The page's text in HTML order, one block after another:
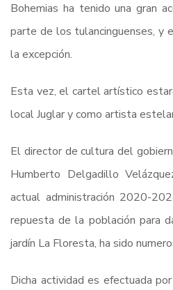
Bohemias ha tenido una gran
parte de los tulancinguenses, y
la excepción.
Esta vez, el cartel artístico
local Juglar y como artista
El director de cultura del
Humberto Delgadillo
actual administración 2020-
repuesta de la población para
jardín La Floresta, ha sido
Dicha actividad es efectuada